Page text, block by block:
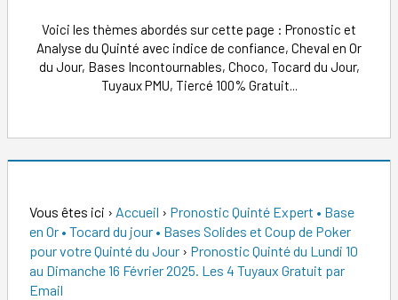
Voici les thèmes abordés sur cette page : Pronostic et
Analyse du Quinté avec indice de confiance, Cheval en Or
du Jour, Bases Incontournables, Choco, Tocard du Jour,
Tuyaux PMU, Tiercé 100% Gratuit...
Vous êtes ici › Accueil › Pronostic Quinté Expert • Base
en Or • Tocard du jour • Bases Solides et Coup de Poker
pour votre Quinté du Jour › Pronostic Quinté du Lundi 10
au Dimanche 16 Février 2025. Les 4 Tuyaux Gratuit par
Email